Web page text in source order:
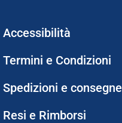
Accessibilità
Termini e Condizioni
Spedizioni e consegne
Resi e Rimborsi